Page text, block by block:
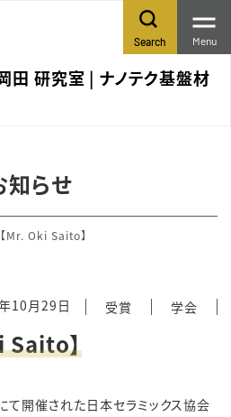
田 研究室 | ナノテク基盤材
Search Menu
知らせ
Mr. Oki Saito】
10月29日 受賞 学会
Saito】
開催された日本セラミックス協会